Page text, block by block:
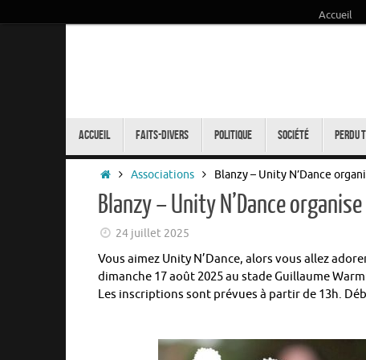
Accueil
Accueil Faits-Divers Politique Société Perdu
Accueil
Associations Blanzy – Unity N’Dance
Blanzy – Unity N’Dance
24 juillet 2025
Vous aimez Unity N’Dance, alors vous allez
dimanche 17 août 2025 au stade Guillaume
Les inscriptions sont prévues à partir de 13h.